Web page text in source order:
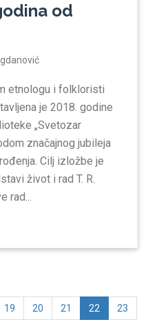
od
etnologu i folkloristi
je 2018. godine
„Svetozar
značajnog jubileja
Cilј izložbe je
život i rad T. R.
rad...
19 20 21 22 23